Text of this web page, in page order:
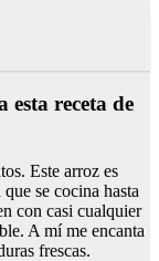
esta receta de
Este arroz es
se cocina hasta
con casi cualquier
A mí me encanta
frescas.